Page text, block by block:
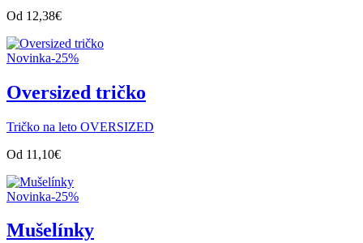
Od 12,38€
Novinka-25%
Oversized tričko
Tričko na leto OVERSIZED
Od 11,10€
Novinka-25%
Mušelínky